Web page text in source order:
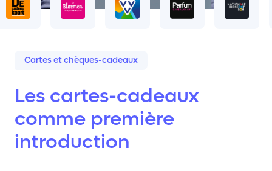
Cartes et chèques-cadeaux
Les cartes-cadeaux
comme première
introduction